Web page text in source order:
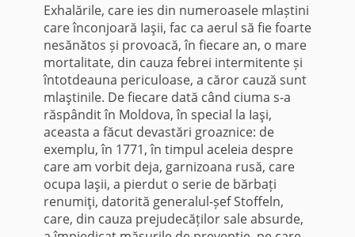
Exhalările, care ies din numeroasele mlaștini
care înconjoară Iaşii, fac ca aerul să fie foarte
nesănătos și provoacă, în fiecare an, o mare
mortalitate, din cauza febrei intermitente și
întotdeauna periculoase, a căror cauză sunt
mlaştinile. De fiecare dată când ciuma s-a
răspândit în Moldova, în special la Iaşi,
aceasta a făcut devastări groaznice: de
exemplu, în 1771, în timpul aceleia despre
care am vorbit deja, garnizoana rusă, care
ocupa Iaşii, a pierdut o serie de bărbați
renumiţi, datorită generalul-șef Stoffeln,
care, din cauza prejudecăților sale absurde,